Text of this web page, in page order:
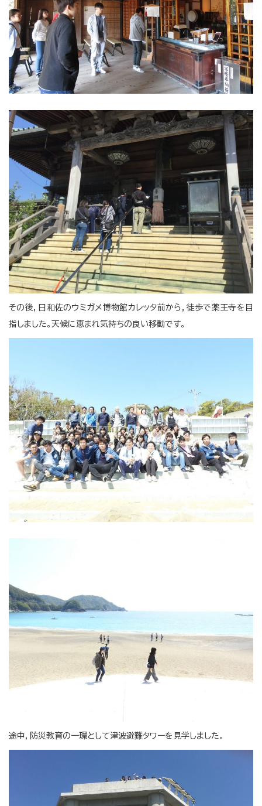
その後，日和佐のウミガメ博物館カレッタ前から，徒歩で薬王寺を目
指しました。天候に恵まれ気持ちの良い移動です。
途中，防災教育の一環として津波避難タワーを見学しました。